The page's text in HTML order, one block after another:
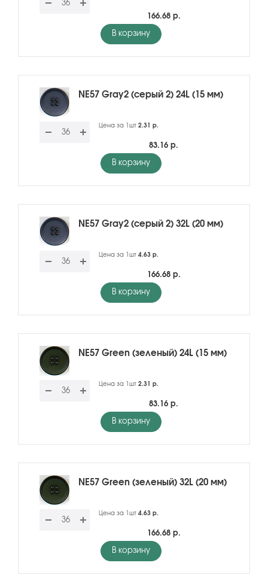
166.68 р.
В корзину
NE57 Gray2 (серый 2) 24L (15 мм)
Цена за 1шт 2.31 р.
83.16 р.
В корзину
NE57 Gray2 (серый 2) 32L (20 мм)
Цена за 1шт 4.63 р.
166.68 р.
В корзину
NE57 Green (зеленый) 24L (15 мм)
Цена за 1шт 2.31 р.
83.16 р.
В корзину
NE57 Green (зеленый) 32L (20 мм)
Цена за 1шт 4.63 р.
166.68 р.
В корзину